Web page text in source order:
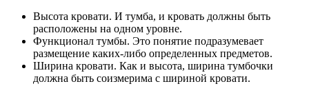
Высота кровати. И тумба, и кровать должны быть
расположены на одном уровне.
Функционал тумбы. Это понятие подразумевает
размещение каких-либо определенных предметов.
Ширина кровати. Как и высота, ширина тумбочки
должна быть соизмерима с шириной кровати.